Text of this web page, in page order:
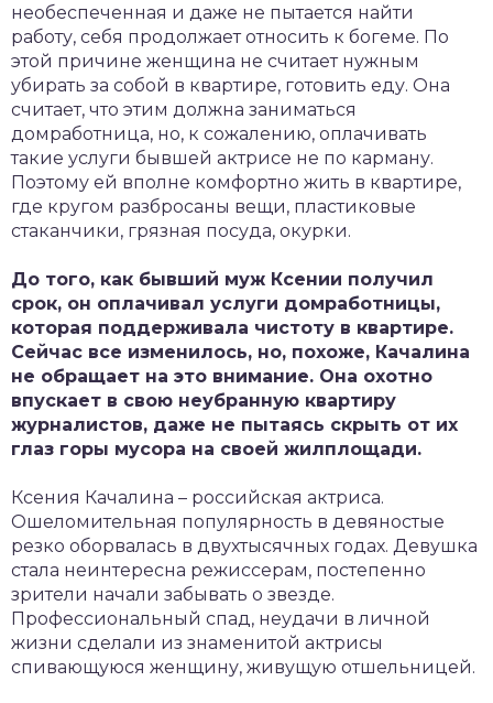
необеспеченная и даже не пытается найти
работу, себя продолжает относить к богеме. По
этой причине женщина не считает нужным
убирать за собой в квартире, готовить еду. Она
считает, что этим должна заниматься
домработница, но, к сожалению, оплачивать
такие услуги бывшей актрисе не по карману.
Поэтому ей вполне комфортно жить в квартире,
где кругом разбросаны вещи, пластиковые
стаканчики, грязная посуда, окурки.
До того, как бывший муж Ксении получил
срок, он оплачивал услуги домработницы,
которая поддерживала чистоту в квартире.
Сейчас все изменилось, но, похоже, Качалина
не обращает на это внимание. Она охотно
впускает в свою неубранную квартиру
журналистов, даже не пытаясь скрыть от их
глаз горы мусора на своей жилплощади.
Ксения Качалина – российская актриса.
Ошеломительная популярность в девяностые
резко оборвалась в двухтысячных годах. Девушка
стала неинтересна режиссерам, постепенно
зрители начали забывать о звезде.
Профессиональный спад, неудачи в личной
жизни сделали из знаменитой актрисы
спивающуюся женщину, живущую отшельницей.